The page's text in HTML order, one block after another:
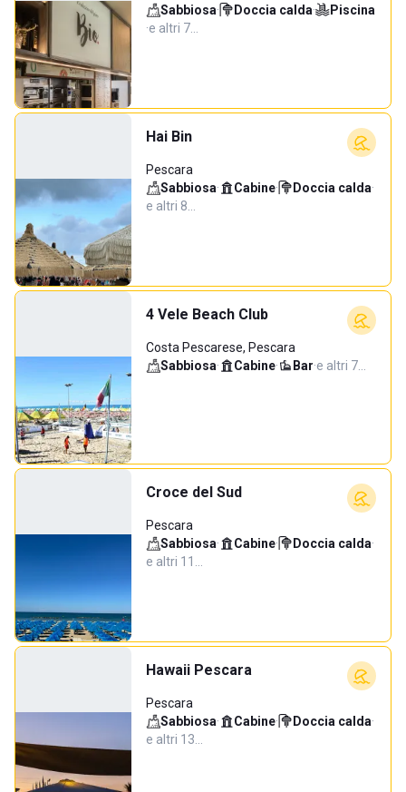
Sabbiosa· Doccia calda·
Piscina
·e altri 7…
Hai Bin
Pescara
Sabbiosa· Cabine· Doccia calda·
e altri 8…
4 Vele Beach Club
Costa Pescarese, Pescara
Sabbiosa· Cabine· Bar·e altri 7…
Croce del Sud
Pescara
Sabbiosa· Cabine· Doccia calda·
e altri 11…
Hawaii Pescara
Pescara
Sabbiosa· Cabine· Doccia calda·
e altri 13…